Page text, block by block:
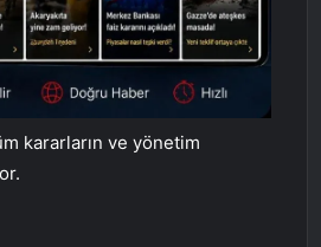
kararların ve yönetim